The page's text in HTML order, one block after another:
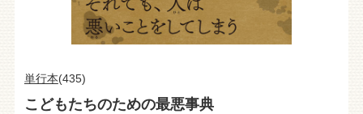
単行本(435)
こどもたちのための最悪事典